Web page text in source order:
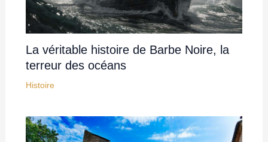
La véritable histoire de Barbe Noire, la
terreur des océans
Histoire